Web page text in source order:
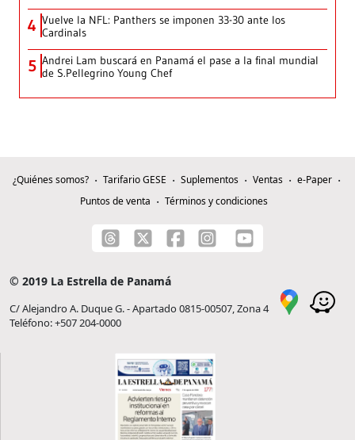
4 Vuelve la NFL: Panthers se imponen 33-30 ante los
Cardinals
5 Andrei Lam buscará en Panamá el pase a la final mundial
de S.Pellegrino Young Chef
¿Quiénes somos? Tarifario GESE Suplementos Ventas
e-Paper
Puntos de venta
Términos y condiciones
© 2019 La Estrella de Panamá
C/ Alejandro A. Duque G. - Apartado 0815-00507, Zona 4
Teléfono: +507 204-0000